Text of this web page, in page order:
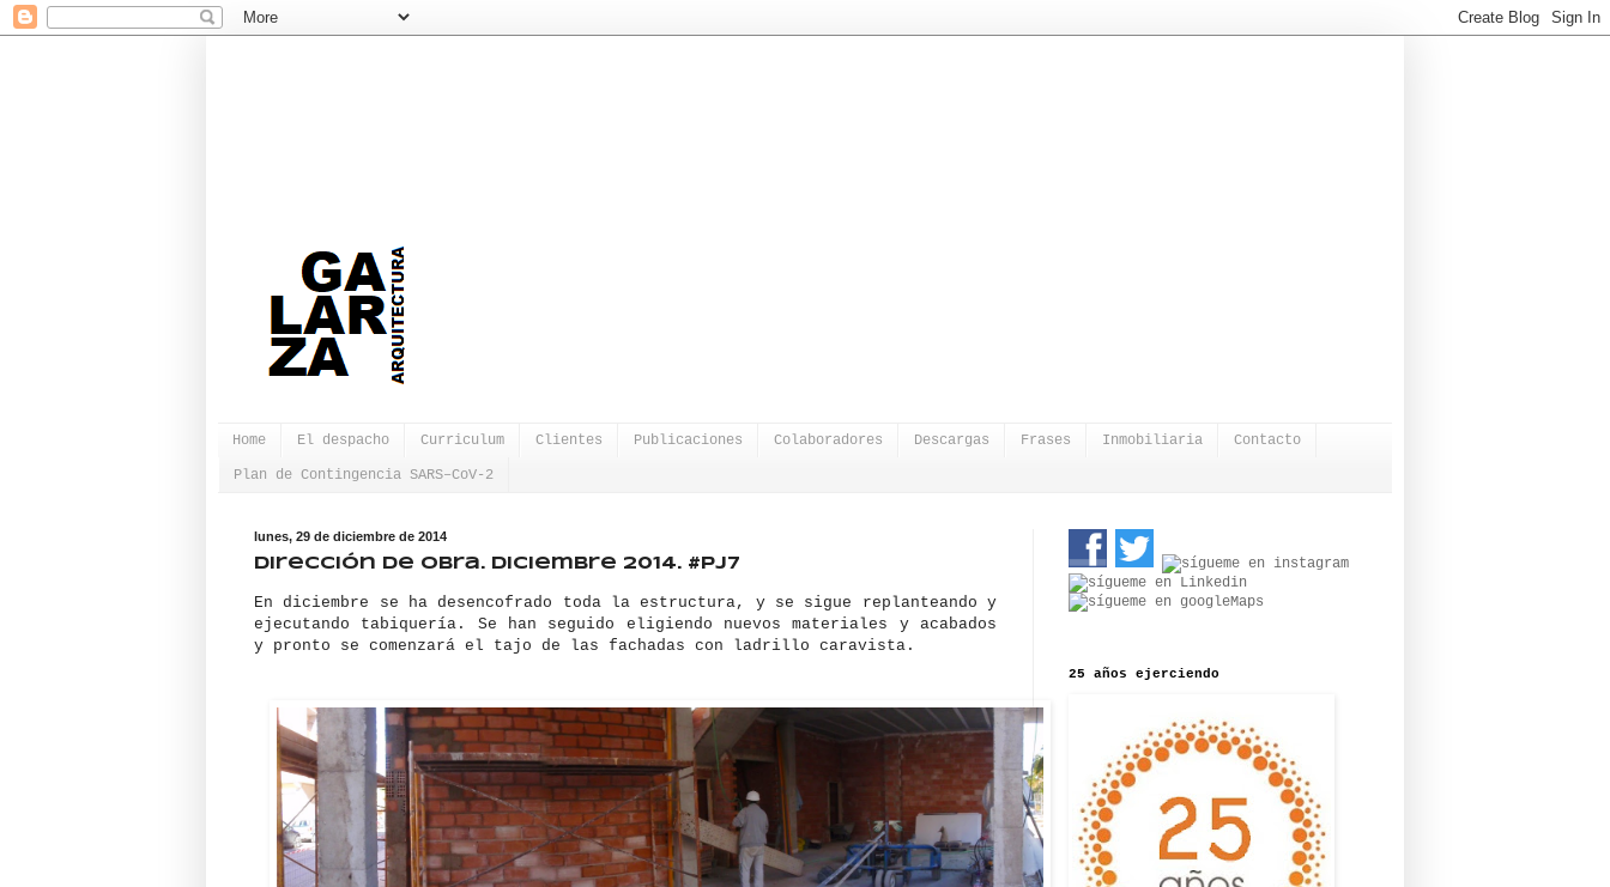
Home El despacho Curriculum Clientes Publicaciones Colaboradores Descargas Frases Inmobiliaria Contacto
Plan de Contingencia SARS–CoV-2
lunes, 29 de diciembre de 2014
Dirección de obra. Diciembre 2014. #pj7
En diciembre se ha desencofrado toda la estructura, y se sigue replanteando y
ejecutando tabiquería. Se han seguido eligiendo nuevos materiales y acabados
y pronto se comenzará el tajo de las fachadas con ladrillo caravista.
25 años ejerciendo